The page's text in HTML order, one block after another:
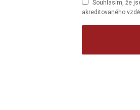
Souhlasím, že
akreditovaného